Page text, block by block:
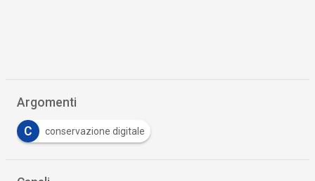
Argomenti
C conservazione digitale